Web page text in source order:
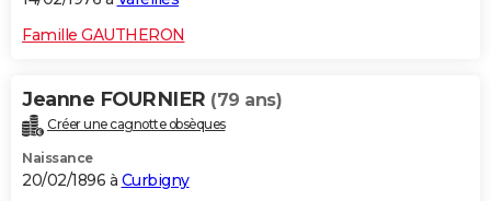
Famille GAUTHERON
Jeanne FOURNIER (79 ans)
Créer une cagnotte obsèques
Naissance
20/02/1896 à Curbigny